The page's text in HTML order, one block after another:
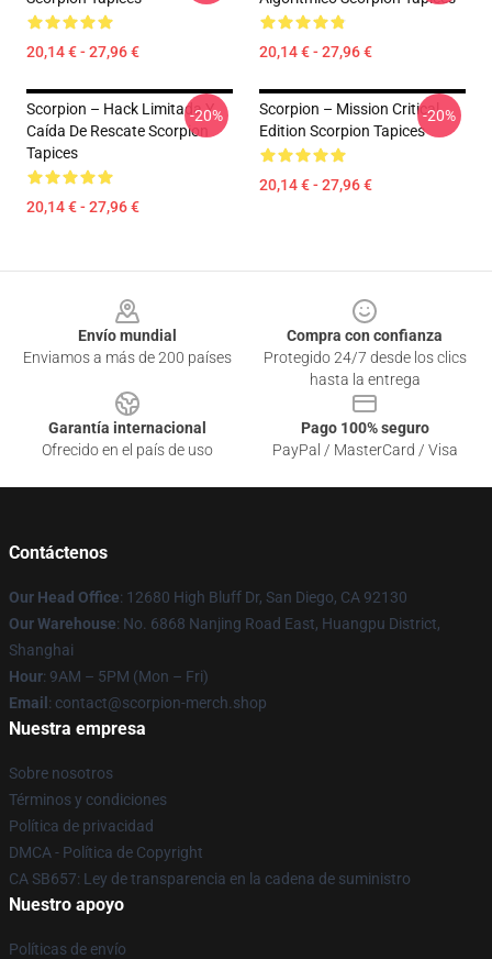
20,14 € - 27,96 € 20,14 € - 27,96 €
Scorpion – Hack Limitada Y
Caída De Rescate Scorpion
Tapices
20,14 € - 27,96 €
-20%
Scorpion – Mission Critical
Edition Scorpion Tapices
20,14 € - 27,96 €
-20%
Envío mundial
Enviamos a más de 200 países
Compra con confianza
Protegido 24/7 desde los clics
hasta la entrega
Garantía internacional
Ofrecido en el país de uso
Pago 100% seguro
PayPal / MasterCard / Visa
Contáctenos
Our Head Office: 12680 High Bluff Dr, San Diego, CA 92130
Our Warehouse: No. 6868 Nanjing Road East, Huangpu District,
Shanghai
Hour: 9AM – 5PM (Mon – Fri)
Email : contact@scorpion-merch.shop
Nuestra empresa
Sobre nosotros
Términos y condiciones
Política de privacidad
DMCA - Política de Copyright
CA SB657: Ley de transparencia en la cadena de suministro
Nuestro apoyo
Políticas de envío